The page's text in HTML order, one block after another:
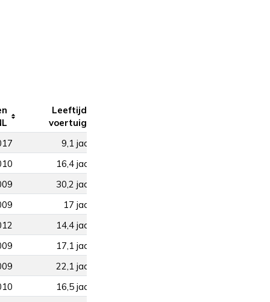
Leeftijd
voertuig
9,1 jaar
16,4 jaar
30,2 jaar
17 jaar
14,4 jaar
17,1 jaar
22,1 jaar
16,5 jaar